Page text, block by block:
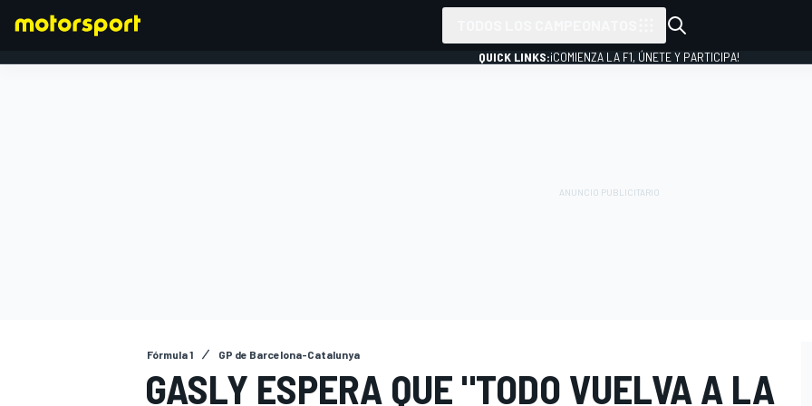
QUICK LINKS:¡COMIENZA LA F1, ÚNETE Y PARTICIPA!
Fórmula 1 GP de Barcelona-Catalunya
GASLY ESPERA QUE "TODO VUELVA A LA